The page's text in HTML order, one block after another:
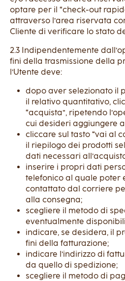
optare per il “check-out
attraverso l’area riservata
Cliente di verificare lo stato
2.3 Indipendentemente
fini della trasmissione della
l’Utente deve:
dopo aver selezionato il
il relativo quantitativo,
“acquista”, ripetendo
cui desideri aggiungere
cliccare sul tasto “vai al
il riepilogo dei prodotti
dati necessari
inserire i propri dati
telefonico al quale poter
contattato dal corriere
alla consegna;
scegliere il metodo di
eventualmente
indicare, se desidera, il
fini della fatturazione;
indicare l’indirizzo di
da quello di spedizione;
scegliere il metodo di